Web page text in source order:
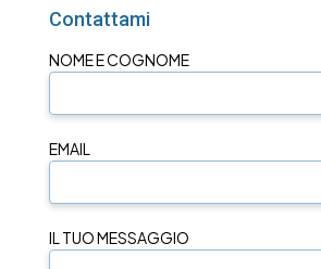
Contattami
NOME E COGNOME
EMAIL
IL TUO MESSAGGIO